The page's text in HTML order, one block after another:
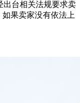
出台相关法规要求卖
果卖家没有依法上